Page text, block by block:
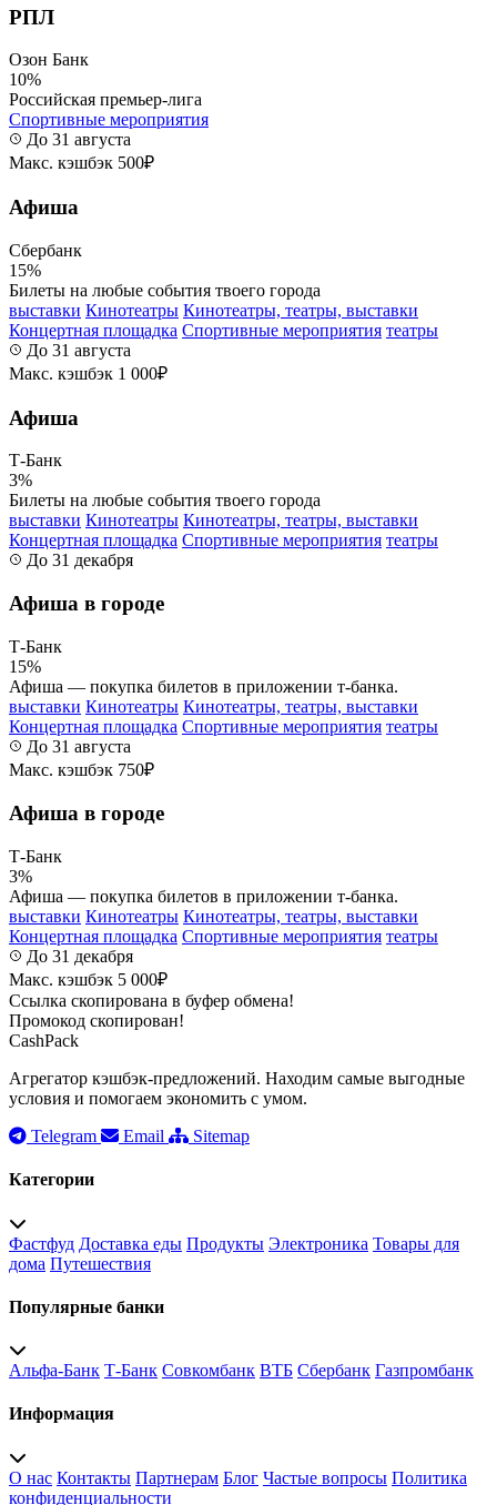
РПЛ
Озон Банк
10%
Российская премьер-лига
Спортивные мероприятия
До 31 августа
Макс. кэшбэк 500₽
Афиша
Сбербанк
15%
Билеты на любые события твоего города
выставки Кинотеатры Кинотеатры, театры, выставки
Концертная площадка Спортивные мероприятия театры
До 31 августа
Макс. кэшбэк 1 000₽
Афиша
Т-Банк
3%
Билеты на любые события твоего города
выставки Кинотеатры Кинотеатры, театры, выставки
Концертная площадка Спортивные мероприятия театры
До 31 декабря
Афиша в городе
Т-Банк
15%
Афиша — покупка билетов в приложении т‑банка.
выставки Кинотеатры Кинотеатры, театры, выставки
Концертная площадка Спортивные мероприятия театры
До 31 августа
Макс. кэшбэк 750₽
Афиша в городе
Т-Банк
3%
Афиша — покупка билетов в приложении т‑банка.
выставки Кинотеатры Кинотеатры, театры, выставки
Концертная площадка Спортивные мероприятия театры
До 31 декабря
Макс. кэшбэк 5 000₽
Ссылка скопирована в буфер обмена!
Промокод скопирован!
CashPack
Агрегатор кэшбэк-предложений. Находим самые выгодные
условия и помогаем экономить с умом.
Telegram
Email Sitemap
Категории
Фастфуд Доставка еды Продукты Электроника Товары для
дома Путешествия
Популярные банки
Альфа-Банк Т-Банк Совкомбанк ВТБ Сбербанк Газпромбанк
Информация
О нас Контакты Партнерам Блог Частые вопросы Политика
конфиденциальности